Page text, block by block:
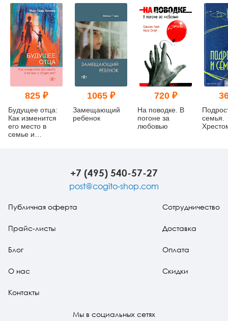
825 ₽
Будущее отца:
Как изменится
его место в
семье и
1065 ₽
Замещающий
ребенок
720 ₽
На поводке. В
погоне за
любовью
семья.
+7 (495) 540-57-27
post@cogito-shop.com
Публичная оферта
Прайс-листы
Блог
О нас
Контакты
Сотрудничество
Доставка
Оплата
Скидки
Мы в социальных сетях